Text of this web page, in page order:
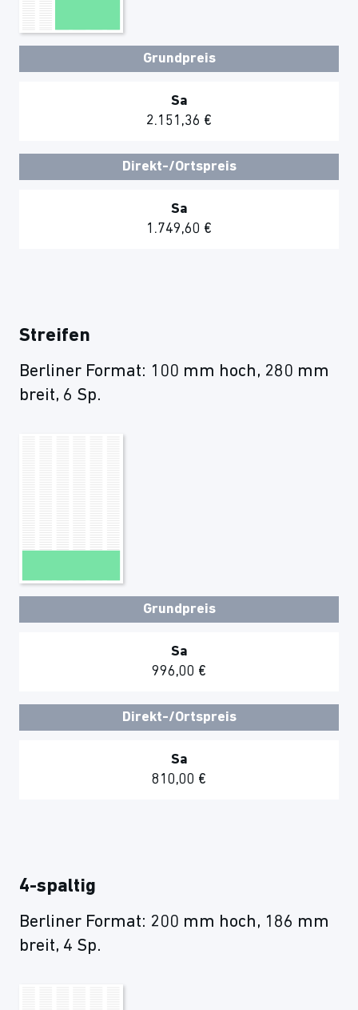
Grundpreis
Sa
2.151,36 €
Direkt-/Ortspreis
Sa
1.749,60 €
Streifen
Berliner Format: 100 mm hoch, 280 mm
breit, 6 Sp.
Grundpreis
Sa
996,00 €
Direkt-/Ortspreis
Sa
810,00 €
4-spaltig
Berliner Format: 200 mm hoch, 186 mm
breit, 4 Sp.